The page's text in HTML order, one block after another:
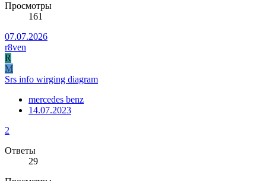
Просмотры
161
07.07.2026
r8ven
R
M
Srs info wirging diagram
mercedes benz
14.07.2023
2
Ответы
29